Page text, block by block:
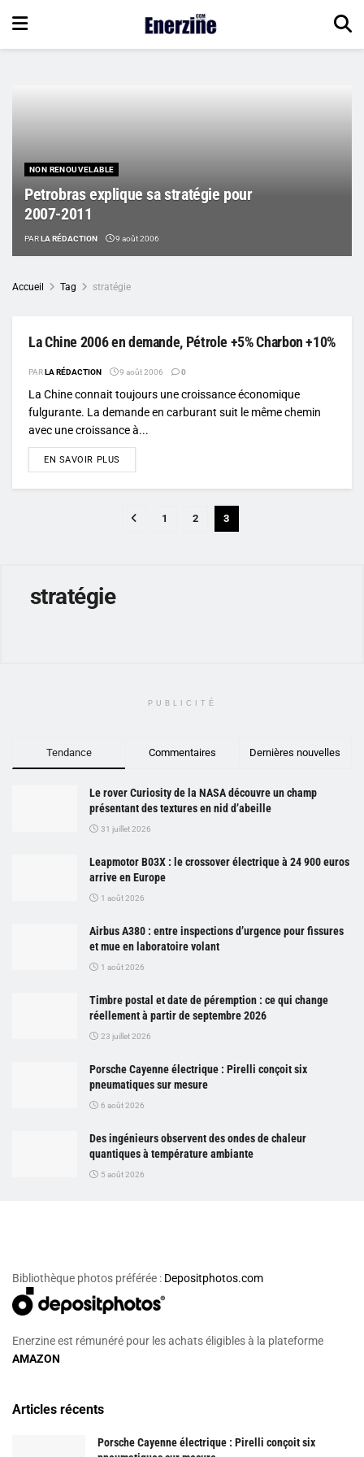
NON RENOUVELABLE
Petrobras explique sa stratégie pour
2007-2011
PARLA RÉDACTION 9 août 2006
Accueil Tag stratégie
La Chine 2006 en demande, Pétrole +5% Charbon +10%
PARLA RÉDACTION 9 août 2006 0
La Chine connait toujours une croissance économique
fulgurante. La demande en carburant suit le même chemin
avec une croissance à...
EN SAVOIR PLUS
1 2 3
stratégie
PUBLICITÉ
Tendance Commentaires Dernières nouvelles
Le rover Curiosity de la NASA découvre un champ
présentant des textures en nid d’abeille
31 juillet 2026
Leapmotor B03X : le crossover électrique à 24 900 euros
arrive en Europe
1 août 2026
Airbus A380 : entre inspections d’urgence pour fissures
et mue en laboratoire volant
1 août 2026
Timbre postal et date de péremption : ce qui change
réellement à partir de septembre 2026
23 juillet 2026
Porsche Cayenne électrique : Pirelli conçoit six
pneumatiques sur mesure
6 août 2026
Des ingénieurs observent des ondes de chaleur
quantiques à température ambiante
5 août 2026
Bibliothèque photos préférée : Depositphotos.com
Enerzine est rémunéré pour les achats éligibles à la plateforme
AMAZON
Articles récents
Porsche Cayenne électrique : Pirelli conçoit six